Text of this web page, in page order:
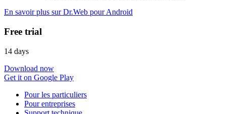
En savoir plus sur Dr.Web pour Android
Free trial
14 days
Download now
Get it on Google Play
Pour les particuliers
Pour entreprises